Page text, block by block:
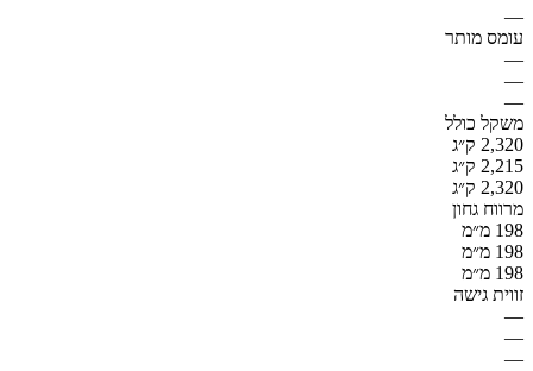
—
עומס מותר
—
—
—
משקל כולל
2,320 ק״ג
2,215 ק״ג
2,320 ק״ג
מרווח גחון
198 מ״מ
198 מ״מ
198 מ״מ
זווית גישה
—
—
—